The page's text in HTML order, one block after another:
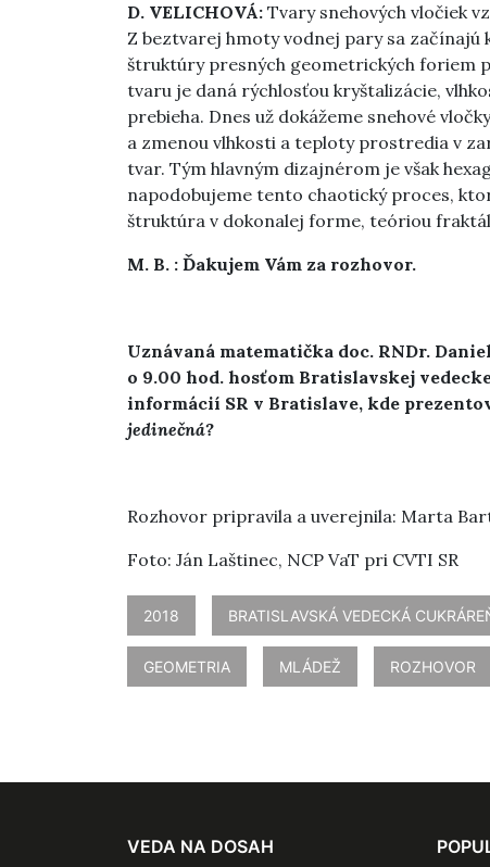
D. VELICHOVÁ: Tvary snehových vločiek
Z beztvarej hmoty vodnej pary sa
štruktúry presných geometrických foriem
tvaru je daná rýchlosťou kryštalizácie,
prebieha. Dnes už dokážeme snehové
a zmenou vlhkosti a teploty prostredia v
tvar. Tým hlavným dizajnérom je však
napodobujeme tento chaotický proces,
štruktúra v dokonalej forme, teóriou
M. B. : Ďakujem Vám za rozhovor.
Uznávaná matematička doc. RNDr.
o 9.00 hod. hosťom Bratislavskej
informácií SR v Bratislave, kde
jedinečná?
Rozhovor pripravila a uverejnila: Marta
Foto: Ján Laštinec, NCP VaT pri CVTI SR
2018 BRATISLAVSKÁ VEDECKÁ
GEOMETRIA MLÁDEŽ ROZHOVOR
VEDA NA DOSAH